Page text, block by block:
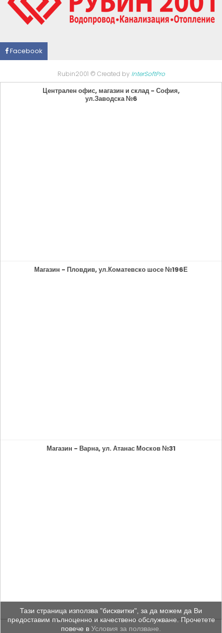
Facebook
Тази страница използва "бисквитки", за да можем да Ви
предоставим пълноценно и качествено обслужване. Прочетете
повече в Условия за ползване.
Rubin2001 © Created by InterSoftPro
Централен офис, магазин и склад - София,
ул.Заводска №6
Магазин - Пловдив, ул.Коматевско шосе №196Е
Магазин - Варна, ул. Атанас Москов №31